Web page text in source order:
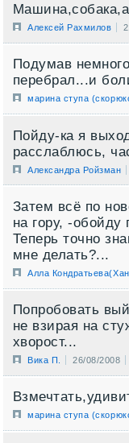
Алексей Рахмилов
Подумав
перебрал...и
марина ступа
Пойду-ка я
расслаблюсь,
Александра Ройзман
Затем всё по
на гору, -обойду
Теперь точно
мне делать?...
Алла
Попробовать
не взирая на
хворост...
Вика П. 26/08/2008
марина ступа